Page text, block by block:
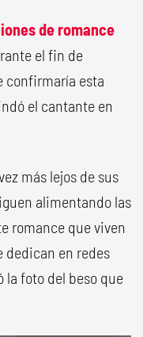
de romance
el fin de
confirmaría esta
el cantante en
más lejos de sus
alimentando las
romance que viven
dedican en redes
la foto del beso que